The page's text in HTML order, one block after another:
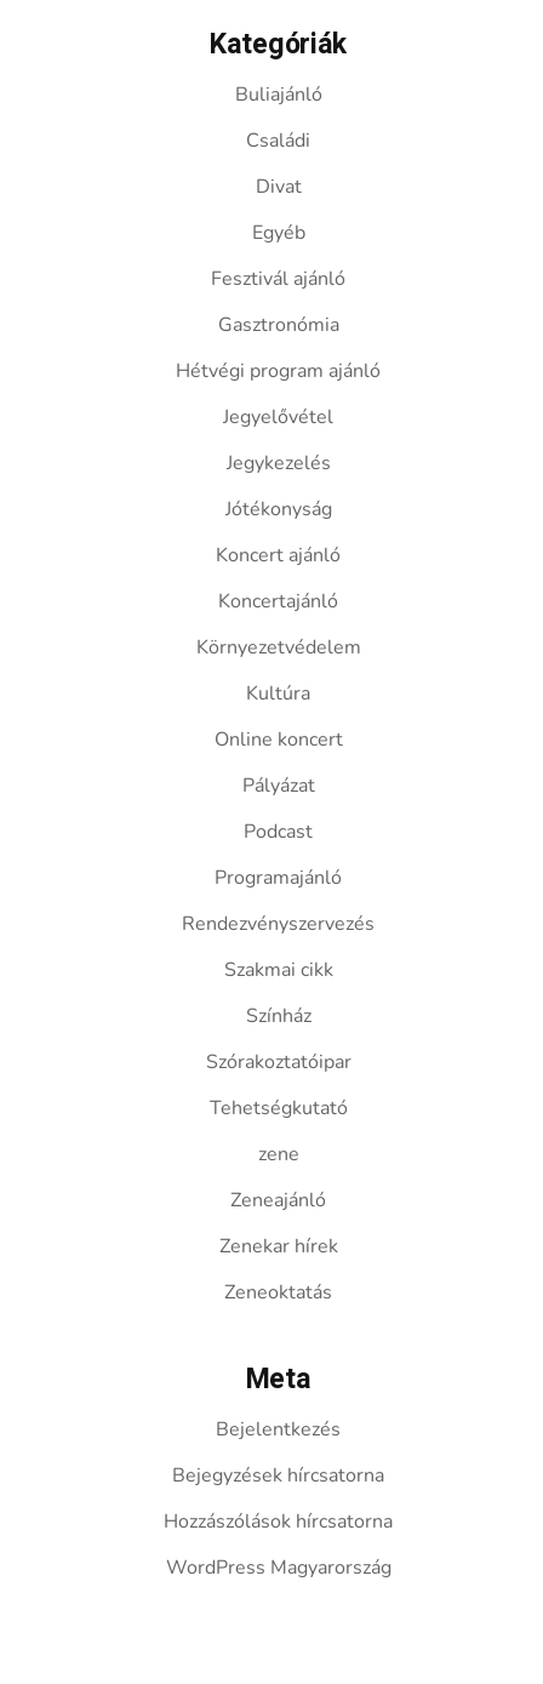
Kategóriák
Buliajánló
Családi
Divat
Egyéb
Fesztivál ajánló
Gasztronómia
Hétvégi program ajánló
Jegyelővétel
Jegykezelés
Jótékonyság
Koncert ajánló
Koncertajánló
Környezetvédelem
Kultúra
Online koncert
Pályázat
Podcast
Programajánló
Rendezvényszervezés
Szakmai cikk
Színház
Szórakoztatóipar
Tehetségkutató
zene
Zeneajánló
Zenekar hírek
Zeneoktatás
Meta
Bejelentkezés
Bejegyzések hírcsatorna
Hozzászólások hírcsatorna
WordPress Magyarország